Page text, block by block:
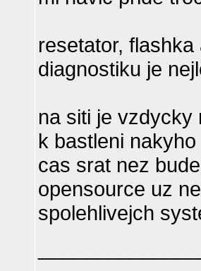
resetator,
diagnostiku je
na siti je vzdycky
k bastleni
cas srat nez
opensource uz
spolehlivejch